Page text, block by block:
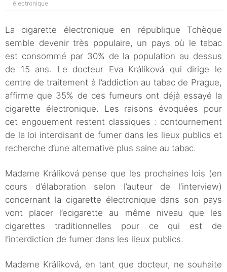
électronique
La cigarette électronique en république Tchèque
semble devenir très populaire, un pays où le tabac
est consommé par 30% de la population au dessus
de 15 ans. Le docteur Eva Králíková qui dirige le
centre de traitement à l’addiction au tabac de Prague,
affirme que 35% de ces fumeurs ont déjà essayé la
cigarette électronique. Les raisons évoquées pour
cet engouement restent classiques : contournement
de la loi interdisant de fumer dans les lieux publics et
recherche d’une alternative plus saine au tabac.
Madame Králíková pense que les prochaines lois (en
cours d’élaboration selon l’auteur de l’interview)
concernant la cigarette électronique dans son pays
vont placer l’ecigarette au même niveau que les
cigarettes traditionnelles pour ce qui est de
l’interdiction de fumer dans les lieux publics.
Madame Králíková, en tant que docteur, ne souhaite